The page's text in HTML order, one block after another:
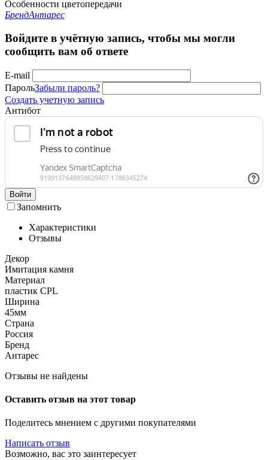
Особенности цветопередачи
БрендАнтарес
Войдите в учётную запись, чтобы мы могли
сообщить вам об ответе
E-mail
ПарольЗабыли пароль?
Создать учетную запись
Антибот
Войти
Запомнить
Характеристики
Отзывы
Декор
Имитация камня
Материал
пластик CPL
Ширина
45мм
Страна
Россия
Бренд
Антарес
Отзывы не найдены
Оставить отзыв на этот товар
Поделитесь мнением с другими покупателями
Написать отзыв
Возможно, вас это заинтересует